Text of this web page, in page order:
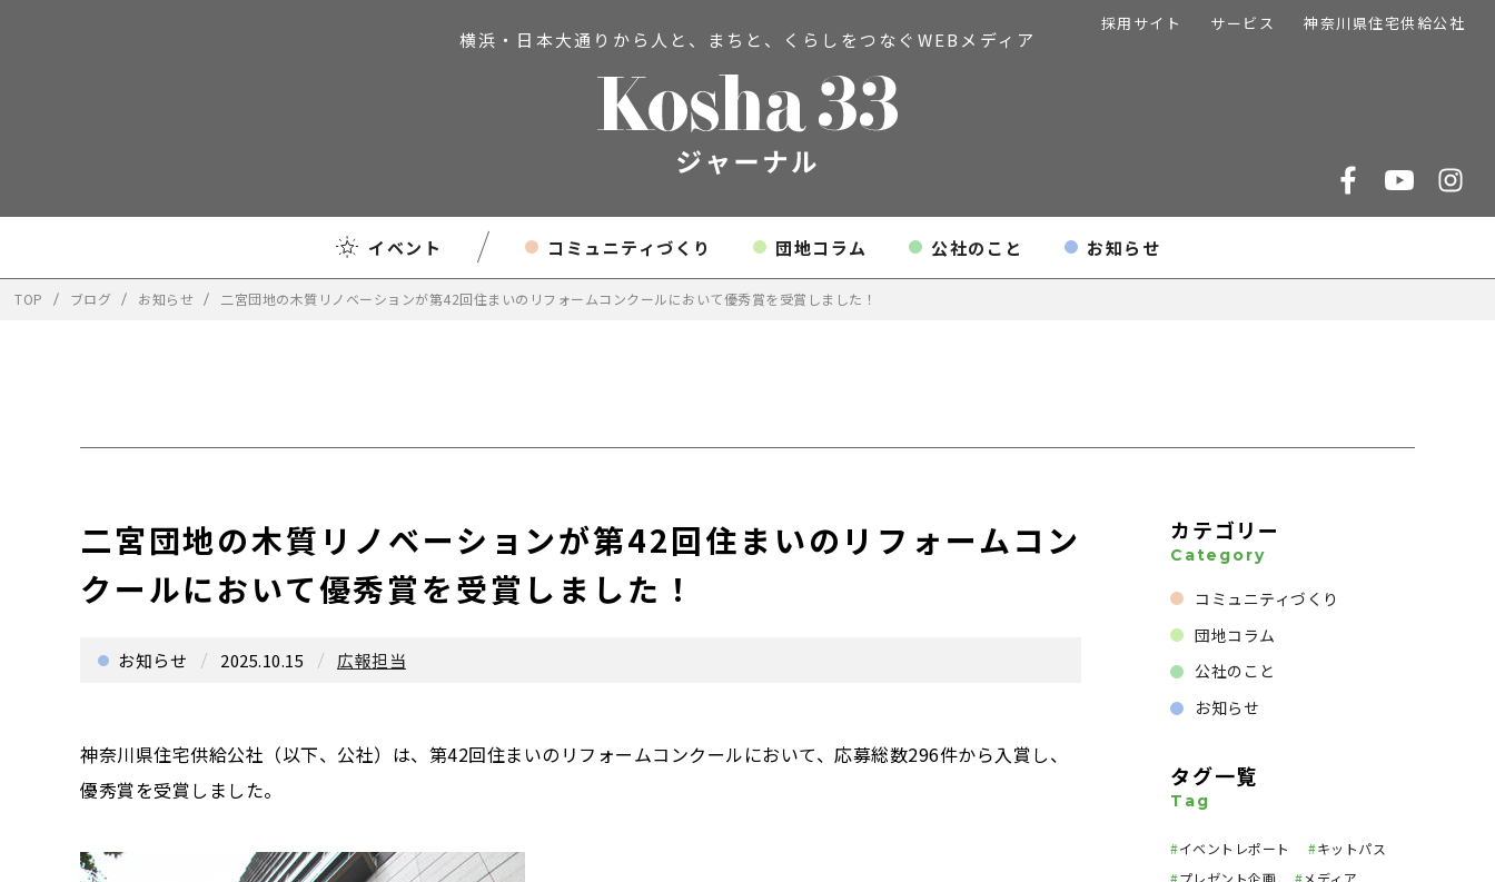
横浜・日本大通りから人と、まちと、 くらしをつなぐWEBメディア
採用サイト サービス 神奈川県住宅供給公社
イベント コミュニティづくり 団地コラム 公社のこと お知らせ
TOP ブログ お知らせ 二宮団地の木質リノベーションが第42回住まいのリフォームコンクールにおいて優秀賞を受賞しました！
二宮団地の木質リノベーションが第42回住まいのリフォームコン
クールにおいて優秀賞を受賞しました！
お知らせ 2025.10.15 広報担当
神奈川県住宅供給公社（以下、公社）は、第42回住まいのリフォームコンクールにおいて、応募総数296件から入賞し、
優秀賞を受賞しました。
カテゴリー
Category
コミュニティづくり
団地コラム
公社のこと
お知らせ
タグ一覧
Tag
#イベントレポート #キットパス
#プレゼント企画 #メディア